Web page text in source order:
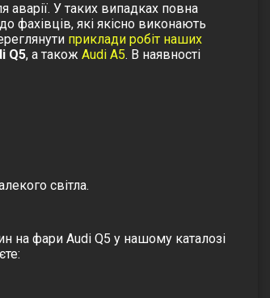
аварії. У таких випадках повна
фахівців, які якісно виконають
приклади робіт наших
Q5, а також Audi A5. В наявності
світла.
на фари Audi Q5 у нашому каталозі